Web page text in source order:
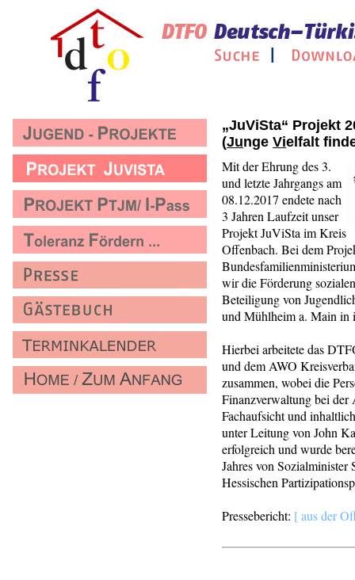
„JuViSta“ Projekt
(Junge Vielfalt
Mit der Ehrung des 3.
und letzte Jahrgangs am
08.12.2017 endete nach
3 Jahren Laufzeit unser
Projekt JuViSta im Kreis
Offenbach. Bei dem
wir die Förderung
Beteiligung von
und Mühlheim a. Main in
Hierbei arbeitete das
und dem AWO
zusammen, wobei die
Finanzverwaltung bei
Fachaufsicht und
unter Leitung von John
erfolgreich und wurde
Jahres von Sozialminister
Hessischen
Pressebericht: [ aus der